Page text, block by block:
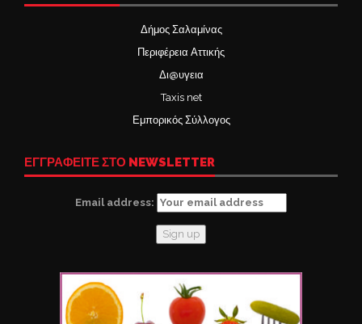
Δήμος Σαλαμίνας
Περιφέρεια Αττικής
Δι@υγεια
Taxis net
Εμπορικός Σύλλογος
ΕΓΓΡΑΦΕΙΤΕ ΣΤΟ NEWSLETTER
Email address: